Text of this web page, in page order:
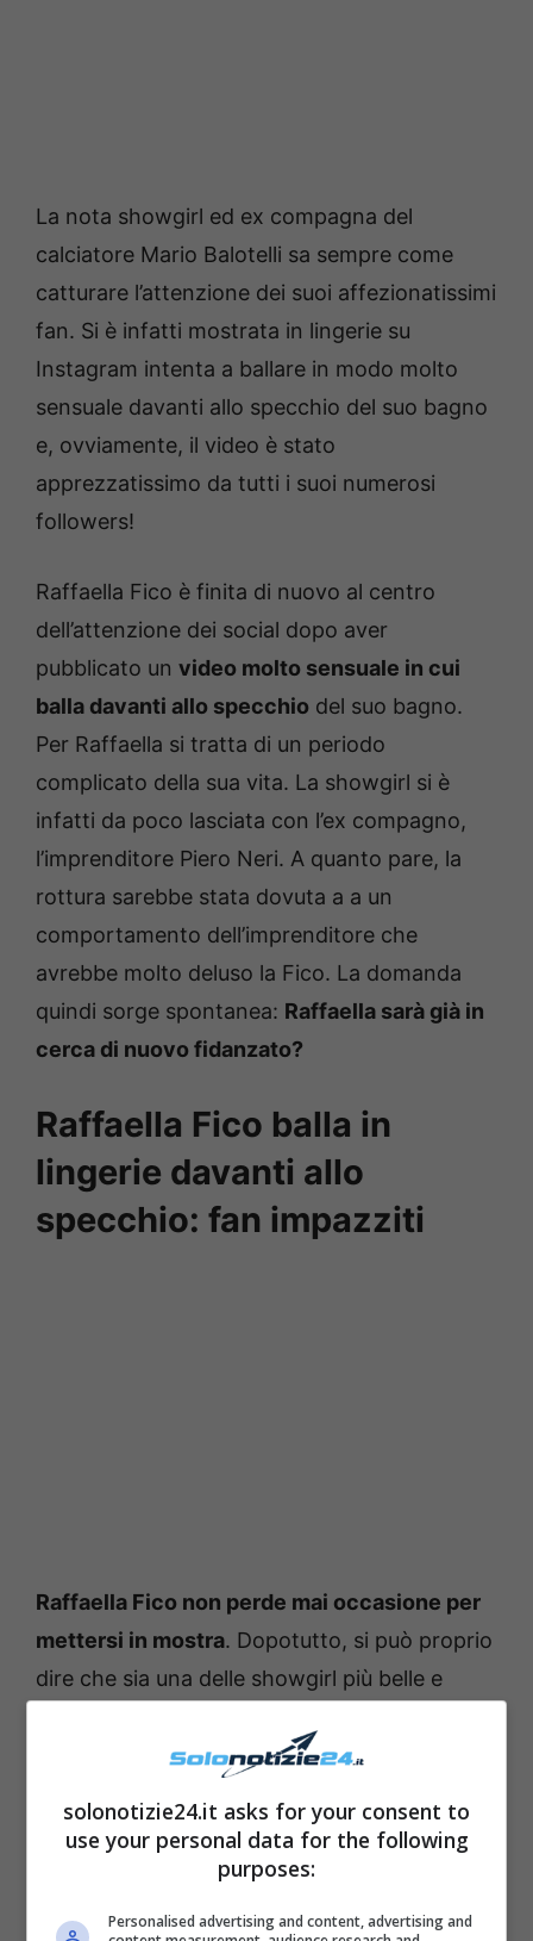
La nota showgirl ed ex compagna del
calciatore Mario Balotelli sa sempre come
catturare l’attenzione dei suoi affezionatissimi
fan. Si è infatti mostrata in lingerie su
Instagram intenta a ballare in modo molto
sensuale davanti allo specchio del suo bagno
e, ovviamente, il video è stato
apprezzatissimo da tutti i suoi numerosi
followers!
Raffaella Fico è finita di nuovo al centro
dell’attenzione dei social dopo aver
pubblicato un video molto sensuale in cui
balla davanti allo specchio del suo bagno.
Per Raffaella si tratta di un periodo
complicato della sua vita. La showgirl si è
infatti da poco lasciata con l’ex compagno,
l’imprenditore Piero Neri. A quanto pare, la
rottura sarebbe stata dovuta a a un
comportamento dell’imprenditore che
avrebbe molto deluso la Fico. La domanda
quindi sorge spontanea: Raffaella sarà già in
cerca di nuovo fidanzato?
Raffaella Fico balla in
lingerie davanti allo
specchio: fan impazziti
Raffaella Fico non perde mai occasione per
mettersi in mostra. Dopotutto, si può proprio
dire che sia una delle showgirl più belle e
solonotizie24.it asks for your consent to
use your personal data for the following
purposes:
Personalised advertising and content, advertising and